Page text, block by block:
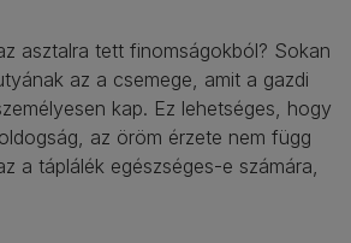
asztalra tett finomságokból? Sokan
az a csemege, amit a gazdi
kap. Ez lehetséges, hogy
az öröm érzete nem függ
a táplálék egészséges-e számára,